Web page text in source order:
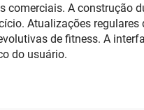
comerciais. A construção
Atualizações
de fitness. A
do usuário.